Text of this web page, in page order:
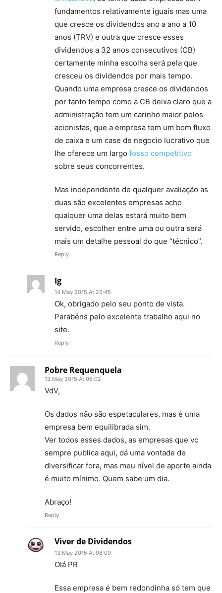
fundamentos relativamente iguais mas uma
que cresce os dividendos ano a ano a 10
anos (TRV) e outra que cresce esses
dividendos a 32 anos consecutivos (CB)
certamente minha escolha será pela que
cresceu os dividendos por mais tempo.
Quando uma empresa cresce os dividendos
por tanto tempo como a CB deixa claro que a
administração tem um carinho maior pelos
acionistas, que a empresa tem um bom fluxo
de caixa e um case de negocio lucrativo que
lhe oferece um largo fosso competitivo
sobre seus concorrentes.
Mas independente de qualquer avaliação as
duas são excelentes empresas acho
qualquer uma delas estará muito bem
servido, escolher entre uma ou outra será
mais um detalhe pessoal do que “técnico”.
Reply
Ig
14 May 2015 At 23:45
Ok, obrigado pelo seu ponto de vista.
Parabéns pelo excelente trabalho aqui no
site.
Reply
Pobre Requenquela
13 May 2015 At 06:02
VdV,
Os dados não são espetaculares, mas é uma
empresa bem equilibrada sim.
Ver todos esses dados, as empresas que vc
sempre publica aqui, dá uma vontade de
diversificar fora, mas meu nível de aporte ainda
é muito mínimo. Quem sabe um dia.
Abraço!
Reply
Viver de Dividendos
13 May 2015 At 08:09
Olá PR
Essa empresa é bem redondinha só tem que